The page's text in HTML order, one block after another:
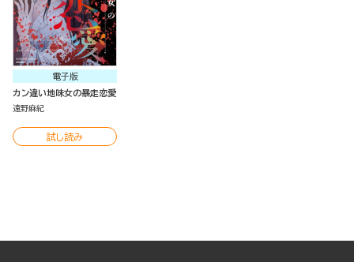
電子版
カン違い地味女の暴走恋愛
遠野麻紀
試し読み